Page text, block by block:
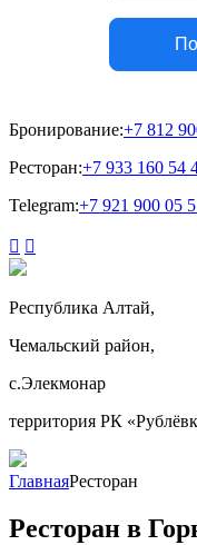
Бронирование:+7 812
Ресторан:+7 933 160 54
Telegram:+7 921 900 05
 
Республика Алтай,
Чемальский район,
с.Элекмонар
территория РК
ГлавнаяРесторан
Ресторан в